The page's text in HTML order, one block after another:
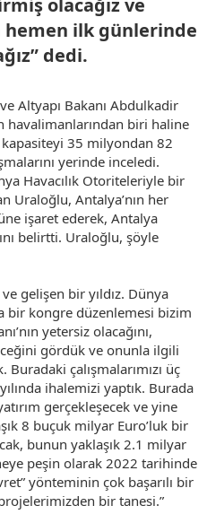
olacağız ve
ilk günlerinde
dedi.​
Altyapı Bakanı Abdulkadir
havalimanlarından biri haline
kapasiteyi 35 milyondan 82
yerinde inceledi.
Havacılık Otoriteleriyle bir
Uraloğlu, Antalya’nın her
işaret ederek, Antalya
belirtti. Uraloğlu, şöyle
gelişen bir yıldız. Dünya
bir kongre düzenlemesi bizim
yetersiz olacağını,
gördük ve onunla ilgili
Buradaki çalışmalarımızı üç
ihalemizi yaptık. Burada
gerçekleşecek ve yine
8 buçuk milyar Euro’luk bir
bunun yaklaşık 2.1 milyar
peşin olarak 2022 tarihinde
yönteminin çok başarılı bir
bir tanesi.”